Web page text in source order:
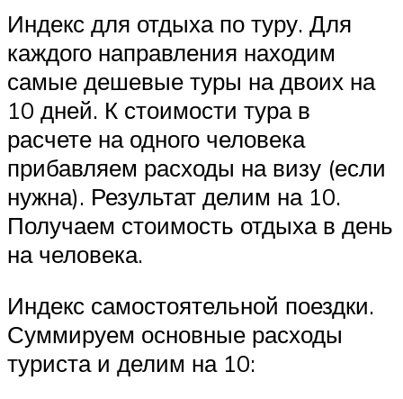
Индекс для отдыха по туру. Для
каждого направления находим
самые дешевые туры на двоих на
10 дней. К стоимости тура в
расчете на одного человека
прибавляем расходы на визу (если
нужна). Результат делим на 10.
Получаем стоимость отдыха в день
на человека.
Индекс самостоятельной поездки.
Суммируем основные расходы
туриста и делим на 10: